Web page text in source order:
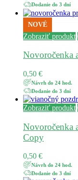
Dodanie do 3 dní
NOVÉ
Zobraziť produkt
Novoročenka
0,50 €
Návrh do 24 hod.
Dodanie do 3 dní
Zobraziť produkt
Novoročenka
Copy
0,50 €
Návrh do 24 hod.
Dodanie do 3 dní